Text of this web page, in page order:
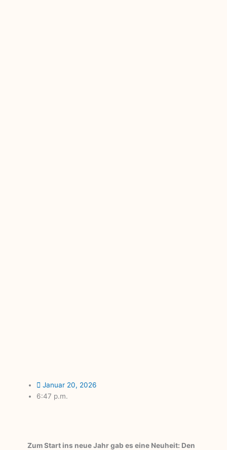
Januar 20, 2026
6:47 p.m.
Zum Start ins neue Jahr gab es eine Neuheit: Den